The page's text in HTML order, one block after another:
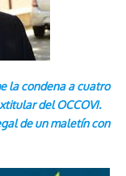
la condena a cuatro
del OCCOVI.
de un maletín con